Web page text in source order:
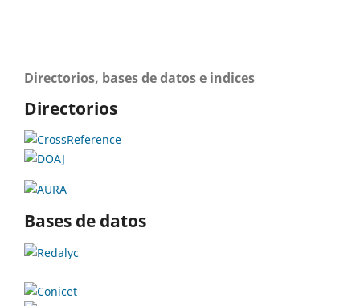
Directorios, bases de datos e indices
Directorios
Bases de datos